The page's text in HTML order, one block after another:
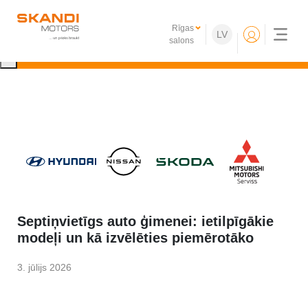
Rīgas
salons
LV
Uzzini vairāk
Septiņvietīgs auto ģimenei: ietilpīgākie
modeļi un kā izvēlēties piemērotāko
3. jūlijs 2026